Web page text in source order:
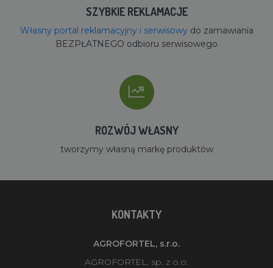
SZYBKIE REKLAMACJE
Własny portal reklamacyjny i serwisowydo zamawiania
BEZPŁATNEGO odbioru serwisowego
ROZWÓJ WŁASNY
tworzymy własną markę produktów
KONTAKTY
AGROFORTEL, s.r.o.
AGROFORTEL, sp. z o.o.